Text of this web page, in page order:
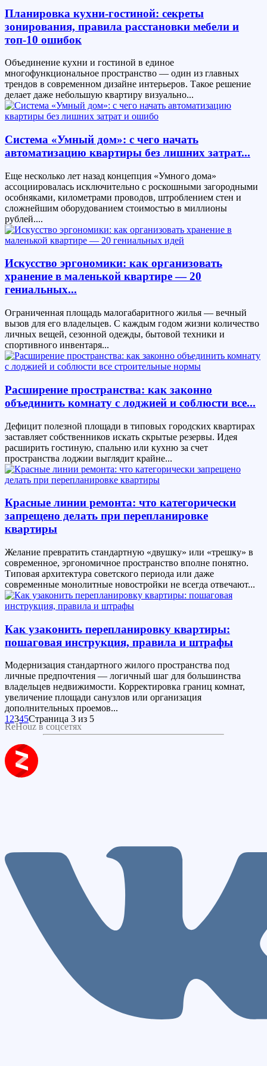
Планировка кухни-гостиной: секреты
зонирования, правила расстановки мебели и
топ-10 ошибок
Объединение кухни и гостиной в единое
многофункциональное пространство — один из главных
трендов в современном дизайне интерьеров. Такое решение
делает даже небольшую квартиру визуально...
Система «Умный дом»: с чего начать
автоматизацию квартиры без лишних затрат...
Еще несколько лет назад концепция «Умного дома»
ассоциировалась исключительно с роскошными загородными
особняками, километрами проводов, штроблением стен и
сложнейшим оборудованием стоимостью в миллионы
рублей....
Искусство эргономики: как организовать
хранение в маленькой квартире — 20
гениальных...
Ограниченная площадь малогабаритного жилья — вечный
вызов для его владельцев. С каждым годом жизни количество
личных вещей, сезонной одежды, бытовой техники и
спортивного инвентаря...
Расширение пространства: как законно
объединить комнату с лоджией и соблюсти все...
Дефицит полезной площади в типовых городских квартирах
заставляет собственников искать скрытые резервы. Идея
расширить гостиную, спальню или кухню за счет
пространства лоджии выглядит крайне...
Красные линии ремонта: что категорически
запрещено делать при перепланировке
квартиры
Желание превратить стандартную «двушку» или «трешку» в
современное, эргономичное пространство вполне понятно.
Типовая архитектура советского периода или даже
современные монолитные новостройки не всегда отвечают...
Как узаконить перепланировку квартиры:
пошаговая инструкция, правила и штрафы
Модернизация стандартного жилого пространства под
личные предпочтения — логичный шаг для большинства
владельцев недвижимости. Корректировка границ комнат,
увеличение площади санузлов или организация
дополнительных проемов...
12345Страница 3 из 5
ReHouz в соцсетях